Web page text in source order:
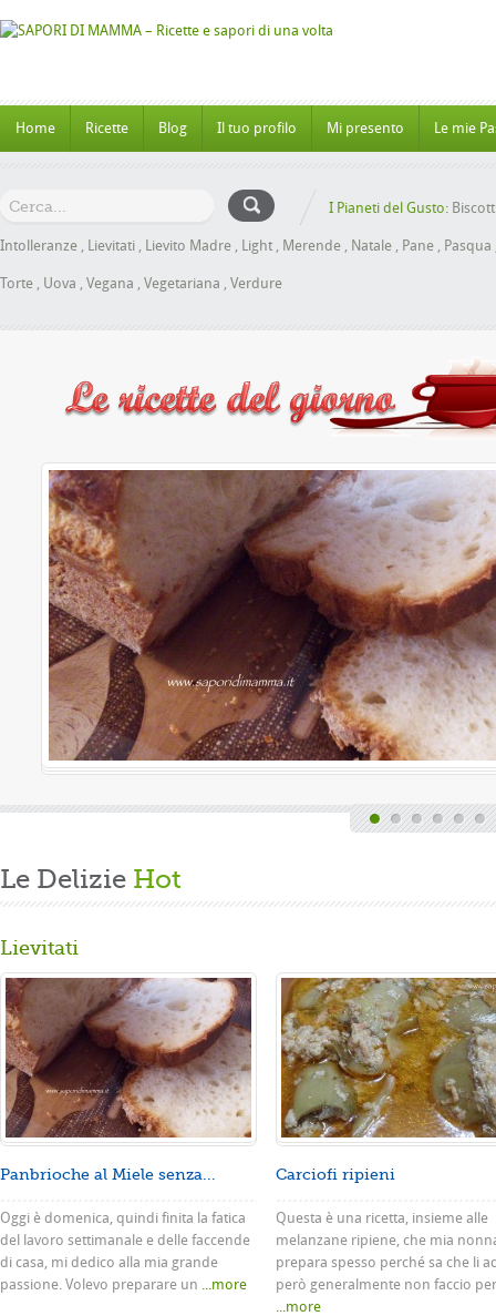
Home Ricette Blog Il tuo profilo Mi presento Le mie
I Pianeti del Gusto:
Intolleranze , Lievitati , Lievito Madre , Light , Merende , Natale , Pane , Pasqua
Torte , Uova , Vegana , Vegetariana , Verdure
Panbrioche al
uova
Valutazione
Oggi è domenica, quindi finita la
e delle faccende di casa, mi
Volevo preparare un panbrioche
Gusta...
Le Delizie Hot
Lievitati
Panbrioche al Miele senza...
Oggi è domenica, quindi finita la fatica
del lavoro settimanale e delle faccende
di casa, mi dedico alla mia grande
passione. Volevo preparare un ...more
Carciofi ripieni
Questa è una ricetta, insieme alle
melanzane ripiene, che mia
prepara spesso perché sa che li
però generalmente non faccio
...more